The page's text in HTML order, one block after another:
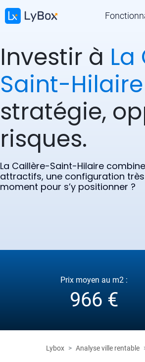
Investir à
Saint-Hilaire
stratégie,
risques.
La Caillère-Saint-Hilaire
attractifs, une configuration
moment pour s’y positionner ?
Prix moyen au m2 :
966 €
Lybox Analyse ville rentable